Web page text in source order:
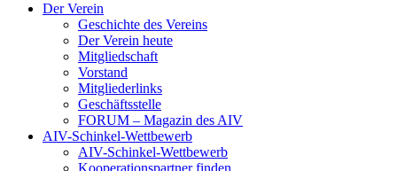
Der Verein
Geschichte des Vereins
Der Verein heute
Mitgliedschaft
Vorstand
Mitgliederlinks
Geschäftsstelle
FORUM – Magazin des AIV
AIV-Schinkel-Wettbewerb
AIV-Schinkel-Wettbewerb
Kooperationspartner finden